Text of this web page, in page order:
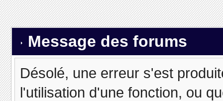
Message des forums
Désolé, une erreur s'est
l'utilisation d'une fonction, ou